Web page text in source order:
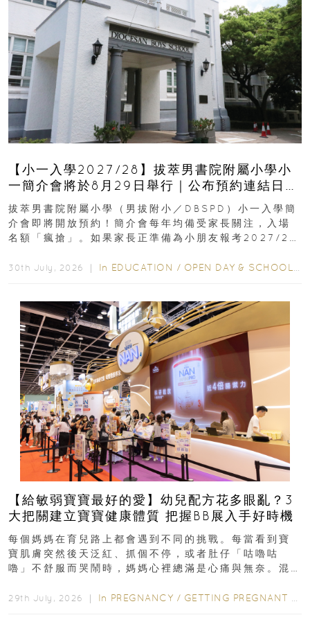
【小一入學2027/28】拔萃男書院附屬小學小
一簡介會將於8月29日舉行｜公布預約連結日期
｜更設有網上重溫
拔萃男書院附屬小學（男拔附小／DBSPD）小一入學簡
介會即將開放預約！簡介會每年均備受家長關注，入場
名額「瘋搶」。如果家長正準備為小朋友報考2027/28
30th July, 2026 ｜ In EDUCATION / OPEN DAY & SCHOOL EVENTS
【給敏弱寶寶最好的愛】幼兒配方花多眼亂？3
大把關建立寶寶健康體質 把握BB展入手好時機
每個媽媽在育兒路上都會遇到不同的挑戰。每當看到寶
寶肌膚突然後天泛紅、抓個不停，或者肚仔「咕嚕咕
嚕」不舒服而哭鬧時，媽媽心裡總滿是心痛與無奈。混
29th July, 2026 ｜ In PREGNANCY / GETTING PREGNANT